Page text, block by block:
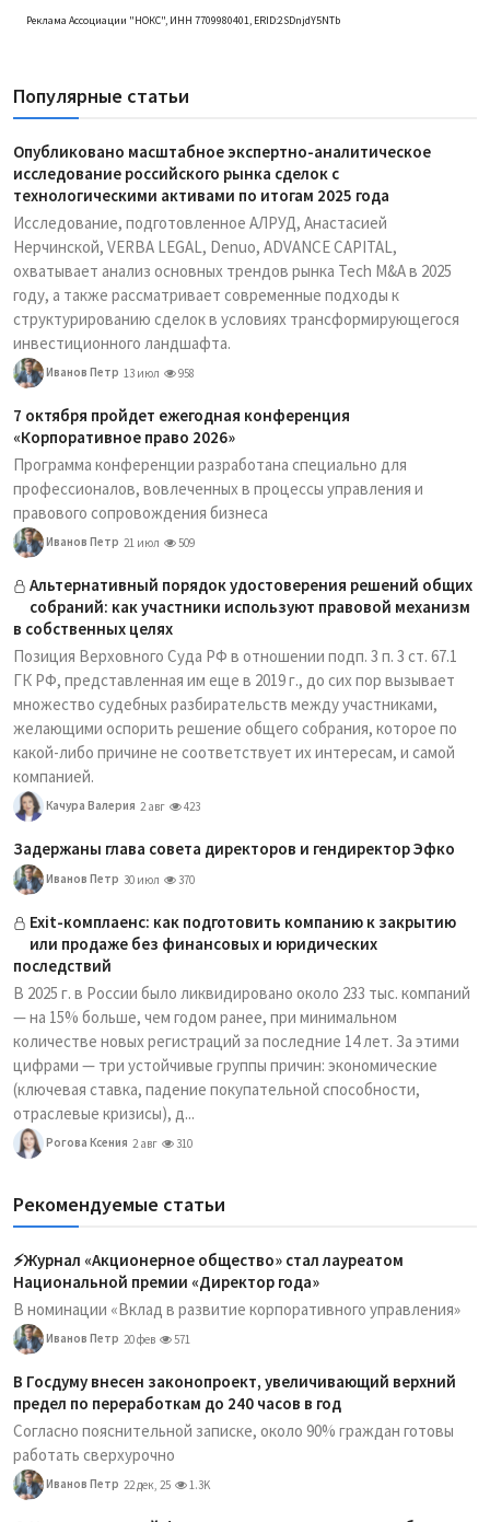
Реклама Ассоциации "НОКС", ИНН 7709980401, ERID:2SDnjdY5NTb
Популярные статьи
Опубликовано масштабное экспертно-аналитическое
исследование российского рынка сделок с
технологическими активами по итогам 2025 года
Исследование, подготовленное АЛРУД, Анастасией
Нерчинской, VERBA LEGAL, Denuo, ADVANCE CAPITAL,
охватывает анализ основных трендов рынка Tech M&A в 2025
году, а также рассматривает современные подходы к
структурированию сделок в условиях трансформирующегося
инвестиционного ландшафта.
Иванов Петр 13 июл 958
7 октября пройдет ежегодная конференция
«Корпоративное право 2026»
Программа конференции разработана специально для
профессионалов, вовлеченных в процессы управления и
правового сопровождения бизнеса
Иванов Петр 21 июл 509
Альтернативный порядок удостоверения решений общих
собраний: как участники используют правовой механизм
в собственных целях
Позиция Верховного Суда РФ в отношении подп. 3 п. 3 ст. 67.1
ГК РФ, представленная им еще в 2019 г., до сих пор вызывает
множество судебных разбирательств между участниками,
желающими оспорить решение общего собрания, которое по
какой-либо причине не соответствует их интересам, и самой
компанией.
Качура Валерия 2 авг 423
Задержаны глава совета директоров и гендиректор Эфко
Иванов Петр 30 июл 370
Exit-комплаенс: как подготовить компанию к закрытию
или продаже без финансовых и юридических
последствий
В 2025 г. в России было ликвидировано около 233 тыс. компаний
— на 15% больше, чем годом ранее, при минимальном
количестве новых регистраций за последние 14 лет. За этими
цифрами — три устойчивые группы причин: экономические
(ключевая ставка, падение покупательной способности,
отраслевые кризисы), д...
Рогова Ксения 2 авг 310
Рекомендуемые статьи
⚡️Журнал «Акционерное общество» стал лауреатом
Национальной премии «Директор года»
В номинации «Вклад в развитие корпоративного управления»
Иванов Петр 20 фев 571
В Госдуму внесен законопроект, увеличивающий верхний
предел по переработкам до 240 часов в год
Согласно пояснительной записке, около 90% граждан готовы
работать сверхурочно
Иванов Петр 22 дек, 25 1.3K